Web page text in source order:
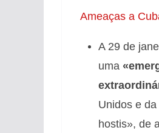
Ameaças a
A 29 de
uma
Unidos e
hostis», de